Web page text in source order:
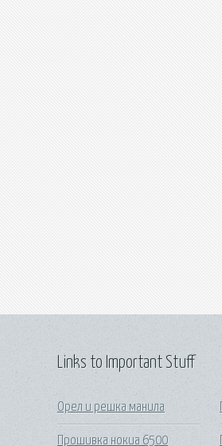
Links to Important Stuff
Орел и решка манила
Прошивка нокиа 6500